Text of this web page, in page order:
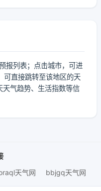
报列表；点击城市，可进
可直接跳转至该地区的天
气趋势、生活指数等信
天气网 bbjgq天气网